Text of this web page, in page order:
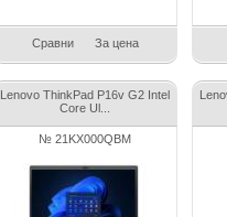
Сравни За цена
Lenovo ThinkPad P16v G2 Intel
Core Ul...
№ 21KX000QBM